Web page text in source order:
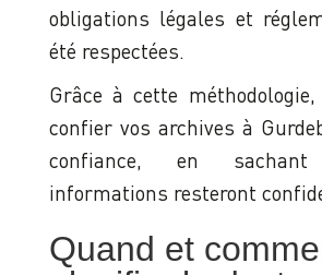
obligations légales et
été respectées.
Grâce à cette méthodologie,
confier vos archives à
confiance, en
informations resteront
Quand et